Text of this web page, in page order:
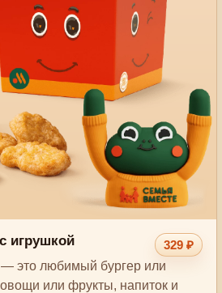
игрушкой
329 ₽
это любимый бургер или
или фрукты, напиток и